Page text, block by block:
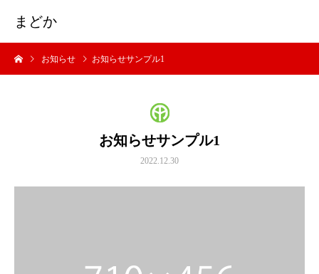
まどか
お知らせ お知らせサンプル1
お知らせサンプル1
2022.12.30